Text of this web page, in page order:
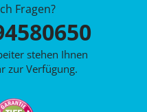
Fragen?
stehen Ihnen
zur Verfügung.